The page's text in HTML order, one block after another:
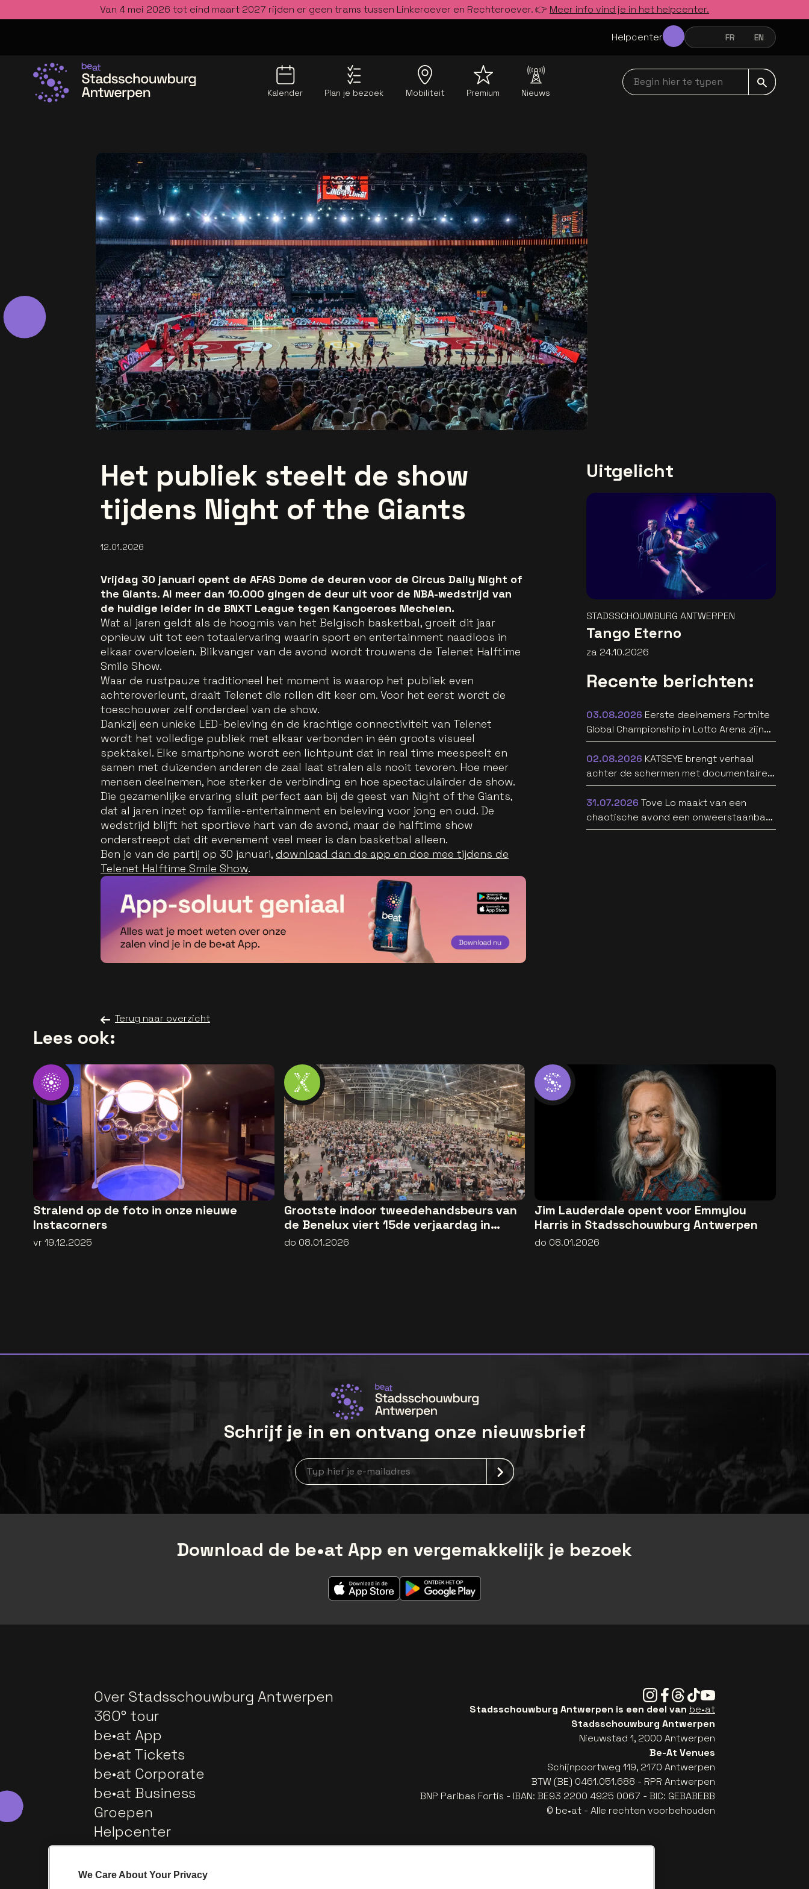
Van 4 mei 2026 tot eind maart 2027 rijden er geen trams tussen Linkeroever en Rechteroever. 👉 Meer info vind je in het helpcenter.
Helpcenter NEDERLANDSFRANÇAIS
FR ENGLISH
EN
Kalender Plan je bezoek Mobiliteit Premium Nieuws
Begin hier te typen navbar
Het publiek steelt de show
tijdens Night of the Giants
12.01.2026
Vrijdag 30 januari opent de AFAS Dome de deuren voor de Circus Daily Night of
the Giants. Al meer dan 10.000 gingen de deur uit voor de NBA-wedstrijd van
de huidige leider in de BNXT League tegen Kangoeroes Mechelen.
Wat al jaren geldt als de hoogmis van het Belgisch basketbal, groeit dit jaar
opnieuw uit tot een totaalervaring waarin sport en entertainment naadloos in
elkaar overvloeien. Blikvanger van de avond wordt trouwens de Telenet Halftime
Smile Show.
Waar de rustpauze traditioneel het moment is waarop het publiek even
achteroverleunt, draait Telenet die rollen dit keer om. Voor het eerst wordt de
toeschouwer zelf onderdeel van de show.
Dankzij een unieke LED-beleving én de krachtige connectiviteit van Telenet
wordt het volledige publiek met elkaar verbonden in één groots visueel
spektakel. Elke smartphone wordt een lichtpunt dat in real time meespeelt en
samen met duizenden anderen de zaal laat stralen als nooit tevoren. Hoe meer
mensen deelnemen, hoe sterker de verbinding en hoe spectaculairder de show.
Die gezamenlijke ervaring sluit perfect aan bij de geest van Night of the Giants,
dat al jaren inzet op familie-entertainment en beleving voor jong en oud. De
wedstrijd blijft het sportieve hart van de avond, maar de halftime show
onderstreept dat dit evenement veel meer is dan basketbal alleen.
Ben je van de partij op 30 januari, download dan de app en doe mee tijdens de
Telenet Halftime Smile Show.
Terug naar overzicht
Uitgelicht
STADSSCHOUWBURG ANTWERPEN
Tango Eterno
za 24.10.2026
Recente berichten:
03.08.2026 Eerste deelnemers Fortnite
Global Championship in Lotto Arena zijn
bekend
02.08.2026 KATSEYE brengt verhaal
achter de schermen met documentaire
WILD HEARTS [trailer]
31.07.2026 Tove Lo maakt van een
chaotische avond een onweerstaanbare
popsong
Lees ook:
Stralend op de foto in onze nieuwe
Instacorners
vr 19.12.2025
Grootste indoor tweedehandsbeurs van
de Benelux viert 15de verjaardag in
Hassel
do 08.01.2026
Jim Lauderdale opent voor Emmylou
Harris in Stadsschouwburg Antwerpen
do 08.01.2026
Schrijf je in en ontvang onze nieuwsbrief
Nieuwsbrief aanmelding
Download de be•at App en vergemakkelijk je bezoek
Over Stadsschouwburg Antwerpen
360° tour
be•at App
be•at Tickets
be•at Corporate
be•at Business
Groepen
Helpcenter
Contact
Instagram
Facebook
Threads
TiktokYoutube
Stadsschouwburg Antwerpen is een deel van be•at
Stadsschouwburg Antwerpen
Nieuwstad 1, 2000 Antwerpen
Be-At Venues
Schijnpoortweg 119, 2170 Antwerpen
BTW (BE) 0461.051.688 - RPR Antwerpen
BNP Paribas Fortis - IBAN: BE93 2200 4925 0067 - BIC: GEBABEBB
© be•at - Alle rechten voorbehouden
We Care About Your Privacy